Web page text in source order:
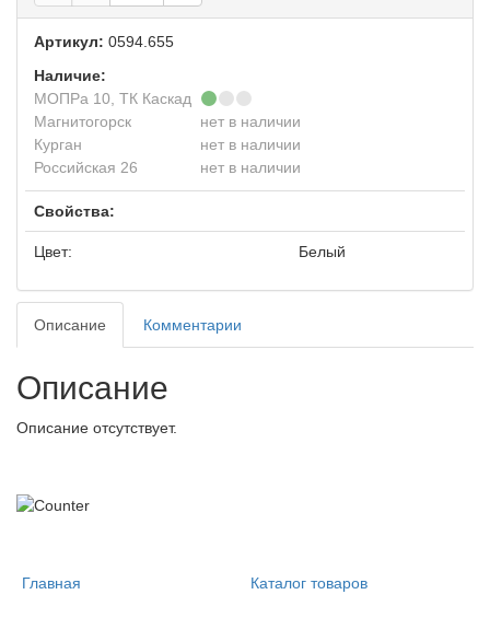
Артикул: 0594.655
Наличие:
МОПРа 10, ТК Каскад
Магнитогорск
нет в наличии
Курган
нет в наличии
Российская 26
нет в наличии
Свойства:
Цвет: Белый
Описание Комментарии
Описание
Описание отсутствует.
Главная Каталог товаров